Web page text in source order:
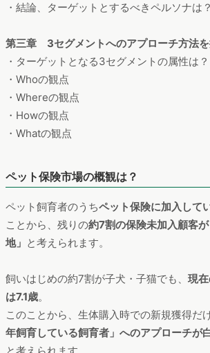
・結論、ターゲットとするべきペルソナは？
第三章 3セグメントへのアプローチ方法
・ターゲットとなる3セグメントの属性は？
・Whoの観点
・Whereの観点
・Howの観点
・Whatの観点
ペット保険市場の概観は？
ペット飼育者のうちペット保険に加入して
ことから、残りの約7割の保険未加入顧客
地」 と考えられます。
飼いはじめの約7割が子犬・子猫でも、 現
は7.1歳。
このことから、生体購入時での新規獲得だ
年飼育している飼育者」へのアプローチが